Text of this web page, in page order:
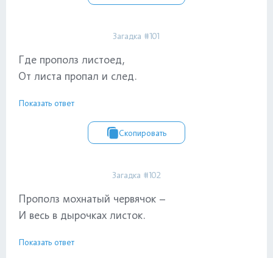
Загадка #101
Где прополз листоед,
От листа пропал и след.
Показать ответ
Скопировать
Загадка #102
Прополз мохнатый червячок –
И весь в дырочках листок.
Показать ответ